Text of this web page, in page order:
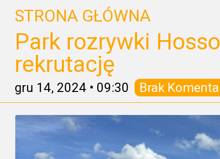
STRONA GŁÓWNA
Park rozrywki
rekrutację
gru 14, 2024 • 09:30 Brak